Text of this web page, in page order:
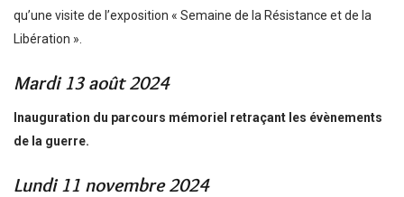
qu’une visite de l’exposition « Semaine de la Résistance et de la
Libération ».
Mardi 13 août 2024
Inauguration du parcours mémoriel retraçant les évènements
de la guerre.
Lundi 11 novembre 2024